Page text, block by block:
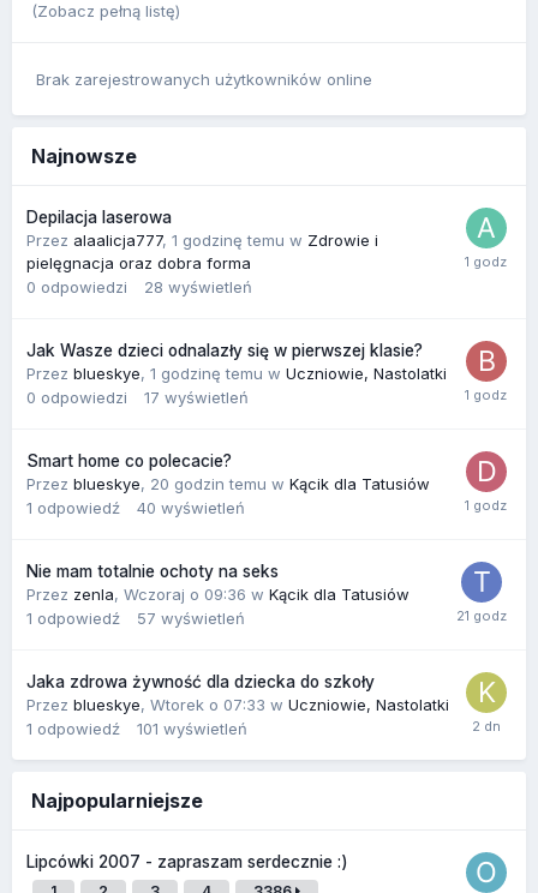
(Zobacz pełną listę)
Brak zarejestrowanych użytkowników online
Najnowsze
Depilacja laserowa
Przez alaalicja777, 1 godzinę temu w Zdrowie i
pielęgnacja oraz dobra forma
0 odpowiedzi 28 wyświetleń
Jak Wasze dzieci odnalazły się w pierwszej klasie?
Przez blueskye, 1 godzinę temu w Uczniowie, Nastolatki
0 odpowiedzi 17 wyświetleń
Smart home co polecacie?
Przez blueskye, 20 godzin temu w Kącik dla Tatusiów
1 odpowiedź 40 wyświetleń
Nie mam totalnie ochoty na seks
Przez zenla, Wczoraj o 09:36 w Kącik dla Tatusiów
1 odpowiedź 57 wyświetleń
Jaka zdrowa żywność dla dziecka do szkoły
Przez blueskye, Wtorek o 07:33 w Uczniowie, Nastolatki
1 odpowiedź 101 wyświetleń
Najpopularniejsze
Lipcówki 2007 - zapraszam serdecznie :)